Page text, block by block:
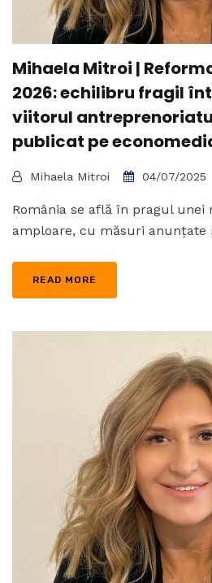
Mihaela Mitroi |
2026: echilibru fragil
viitorul
publicat pe
Mihaela Mitroi 04/07/2025
România se află în pragul unei
amploare, cu măsuri anunțate
READ MORE